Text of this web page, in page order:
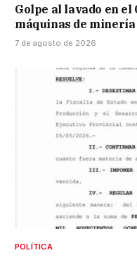
Golpe al lavado en
máquinas de
7 de agosto de 2026
POLÍTICA